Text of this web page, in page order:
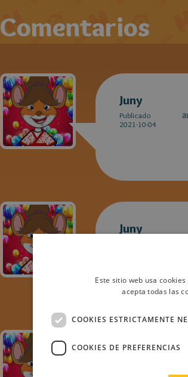
Comentarios
Juny
Publicado
2021-10-04
Juny
Este sitio web usa
acepta todas las
COOKIES ESTRICTAMENTE
COOKIES DE PREFERENCIAS